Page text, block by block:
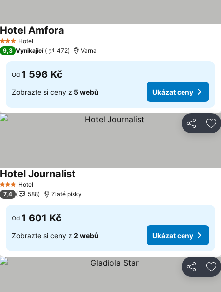
3 Počet hvězdiček
Hotel
Hotel Amfora
9,3 Vynikající 472 Varna
Od 1 596 Kč
Zobrazte si ceny z 5 webů Ukázat ceny
Sdílet
3 Počet hvězdiček
Hotel
Hotel Journalist
7,4 588 Zlaté písky
Od 1 601 Kč
Zobrazte si ceny z 2 webů Ukázat ceny
Sdílet